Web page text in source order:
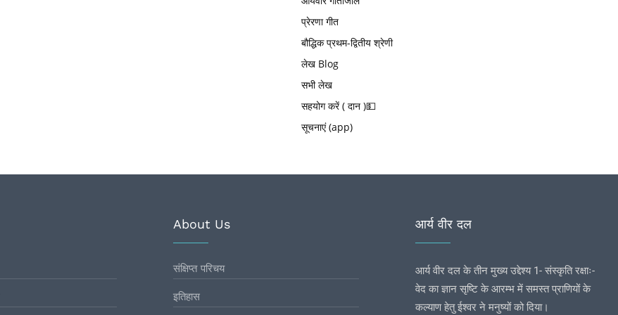
प्रेरणा गीत
बौद्धिक प्रथम-द्वितीय श्रेणी
लेख Blog
सभी लेख
सहयोग करें ( दान )💵
सूचनाएं (app)
About Us
संक्षिप्त परिचय
इतिहास
आर्य वीर दल
आर्य वीर दल के तीन मुख्य उद्देश्य 1- संस्कृति रक्षाः-
वेद का ज्ञान सृष्टि के आरम्भ में समस्त प्राणियों के
कल्याण हेतु ईश्वर ने मनुष्यों को दिया।